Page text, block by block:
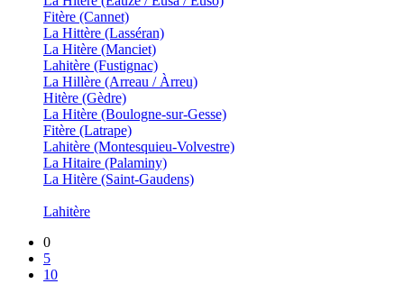
Fitère (Cannet)
La Hittère (Lasséran)
La Hitère (Manciet)
Lahitère (Fustignac)
La Hillère (Arreau / Àrreu)
Hitère (Gèdre)
La Hitère (Boulogne-sur-Gesse)
Fitère (Latrape)
Lahitère (Montesquieu-Volvestre)
La Hitaire (Palaminy)
La Hitère (Saint-Gaudens)
Lahitère
0
5
10